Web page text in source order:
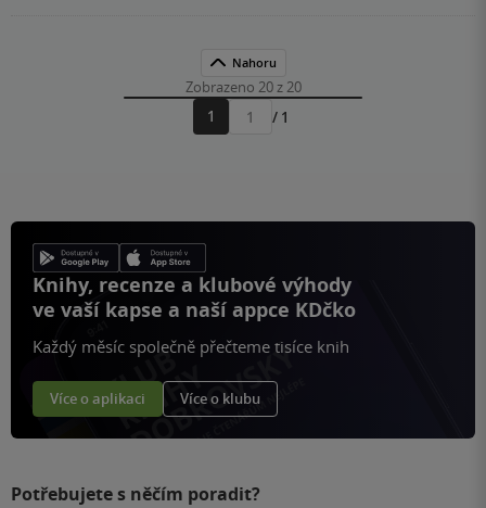
Nahoru
Zobrazeno 20 z 20
1
Přejít
/ 1
Knihy, recenze a klubové výhody
ve vaší kapse a naší appce KDčko
Každý měsíc společně přečteme tisíce knih
Více o aplikaci Více o klubu
Potřebujete s něčím poradit?